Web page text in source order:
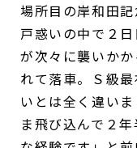
場所目の岸和田記
戸惑いの中で２
が次々に襲いか
れて落車。Ｓ級
いとは全く違い
ま飛び込んで２